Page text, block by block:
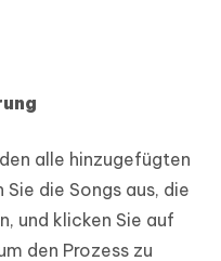
alle hinzugefügten
die Songs aus, die
und klicken Sie auf
den Prozess zu